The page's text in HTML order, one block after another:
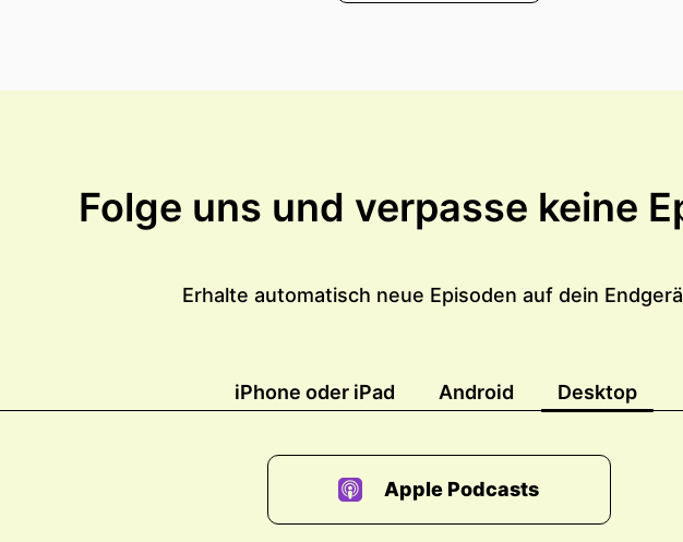
Folge uns und verpasse keine
Erhalte automatisch neue Episoden auf dein
iPhone oder iPad Android Desktop
Apple Podcasts